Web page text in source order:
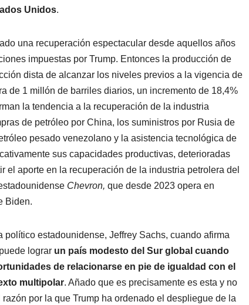
Unidos.
una recuperación espectacular desde aquellos años
impuestas por Trump. Entonces la producción de
dista de alcanzar los niveles previos a la vigencia de
de 1 millón de barriles diarios, un incremento de 18,4%
la tendencia a la recuperación de la industria
de petróleo por China, los suministros por Rusia de
pesado venezolano y la asistencia tecnológica de
sus capacidades productivas, deterioradas
el aporte en la recuperación de la industria petrolera del
Chevron, que desde 2023 opera en
Biden.
estadounidense, Jeffrey Sachs, cuando afirma
lograr un país modesto del Sur global cuando
de relacionarse en pie de igualdad con el
multipolar. Añado que es precisamente es esta y no
por la que Trump ha ordenado el despliegue de la